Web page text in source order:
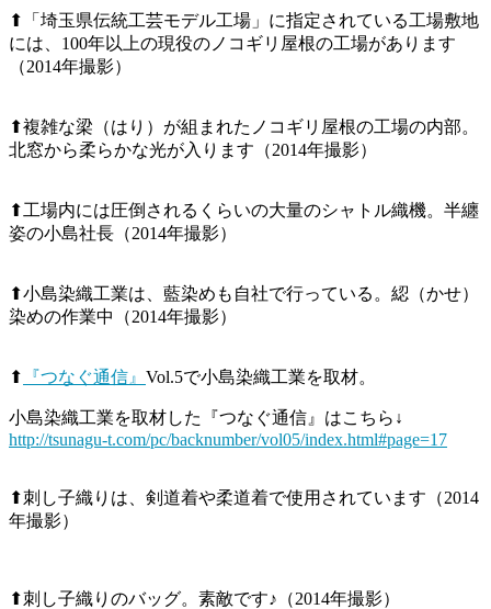
⬆「埼玉県伝統工芸モデル工場」に指定されている工場敷地
には、100年以上の現役のノコギリ屋根の工場があります
（2014年撮影）
⬆複雑な梁（はり）が組まれたノコギリ屋根の工場の内部。
北窓から柔らかな光が入ります（2014年撮影）
⬆工場内には圧倒されるくらいの大量のシャトル織機。半纏
姿の小島社長（2014年撮影）
⬆小島染織工業は、藍染めも自社で行っている。綛（かせ）
染めの作業中（2014年撮影）
⬆ 『つなぐ通信』 Vol.5で小島染織工業を取材。
小島染織工業を取材した『つなぐ通信』はこちら↓
http://tsunagu-t.com/pc/backnumber/vol05/index.html#page=17
⬆刺し子織りは、剣道着や柔道着で使用されています（2014
年撮影）
⬆刺し子織りのバッグ。素敵です♪（2014年撮影）